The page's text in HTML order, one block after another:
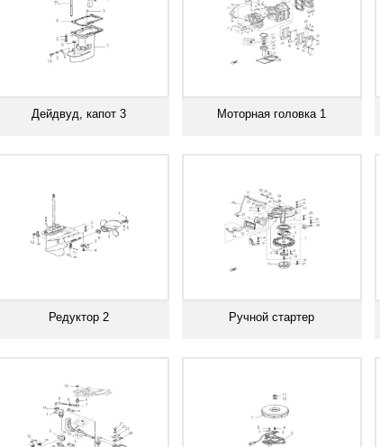
Дейдвуд, капот 3 Моторная головка 1
Редуктор 2 Ручной стартер